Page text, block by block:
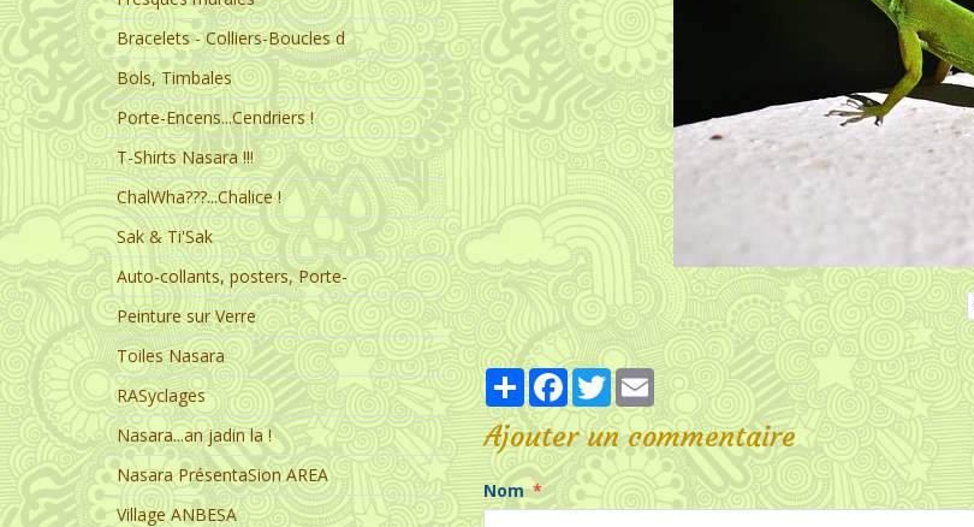
PartagerFacebook
TwitterEmail
Ajouter un commentaire
Nom
Bracelets - Colliers-Boucles d
Bols, Timbales
Porte-Encens...Cendriers !
T-Shirts Nasara !!!
ChalWha???...Chalice !
Sak & Ti'Sak
Auto-collants, posters, Porte-
Peinture sur Verre
Toiles Nasara
RASyclages
Nasara...an jadin la !
Nasara PrésentaSion AREA
Village ANBESA